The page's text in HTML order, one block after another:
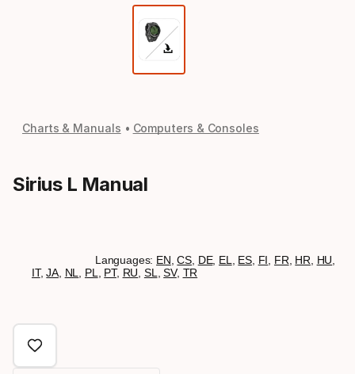
Charts & Manuals Computers & Consoles
Sirius L Manual
Languages: EN ,CS DE, EL ES, FI FR HR HU
IT,JA, NL PL PT, RU SL ,SV, TR